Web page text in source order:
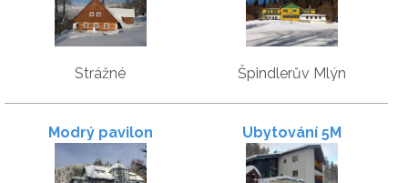
Strážné Špindlerův Mlýn
Modrý pavilon Ubytování 5M